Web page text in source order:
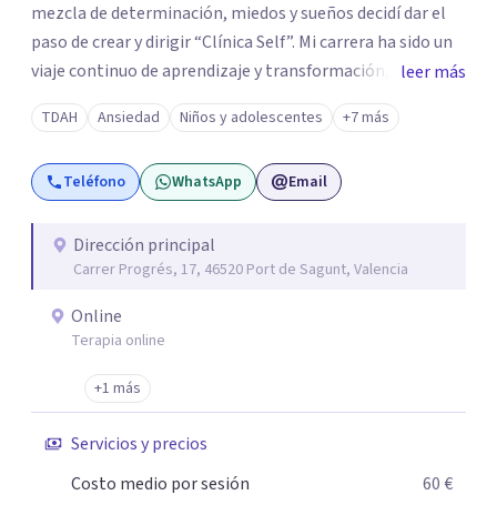
mezcla de determinación, miedos y sueños decidí dar el
paso de crear y dirigir “Clínica Self”. Mi carrera ha sido un
viaje continuo de aprendizaje y transformación,
moldeado por másters, especializaciones y experiencias
que han reafirmado mi verdadera vocación: acompañar a
familias y adolescentes en sus momentos más cruciales,
guiándolos hacia relaciones más saludables y un
leer más
TDAH Ansiedad Niños y adolescentes +7 más
Teléfono WhatsApp Email
Dirección principal
Carrer Progrés, 17, 46520 Port de Sagunt, Valencia
Online
Terapia online
+1 más
Servicios y precios
Costo medio por sesión
60 €